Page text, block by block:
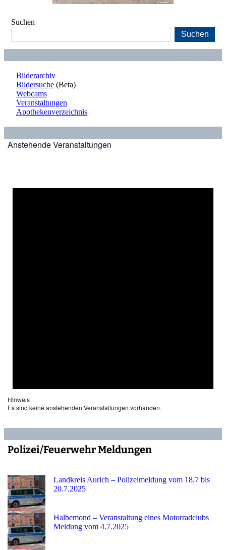
Suchen
Suchen
Bilderarchiv
Bildersuche (Beta)
Webcams
Veranstaltungen
Apothekenverzeichnis
Anstehende Veranstaltungen
Hinweis
Es sind keine anstehenden Veranstaltungen vorhanden.
Polizei/Feuerwehr Meldungen
Landkreis Aurich – Polizeimeldung vom 18.7 bis
20.7.2025
Halbemond – Veranstaltung eines Motorradclubs
Meldung vom 4.7.2025